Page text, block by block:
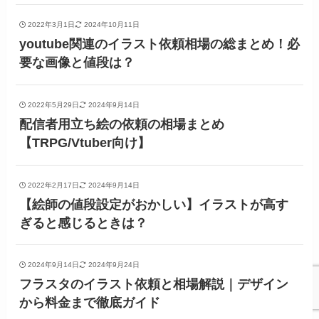
2022年3月1日 2024年10月11日
youtube関連のイラスト依頼相場の総まとめ！必
要な画像と値段は？
2022年5月29日 2024年9月14日
配信者用立ち絵の依頼の相場まとめ
【TRPG/Vtuber向け】
2022年2月17日 2024年9月14日
【絵師の値段設定がおかしい】イラストが高す
ぎると感じるときは？
2024年9月14日 2024年9月24日
フラスタのイラスト依頼と相場解説｜デザイン
から料金まで徹底ガイド